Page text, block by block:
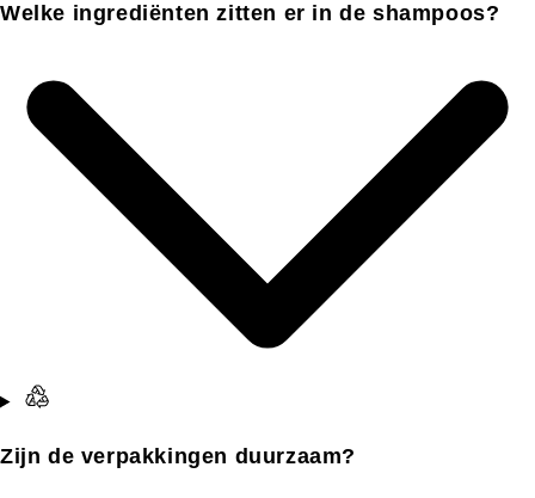
Welke ingrediënten zitten er in de shampoos?
Zijn de verpakkingen duurzaam?